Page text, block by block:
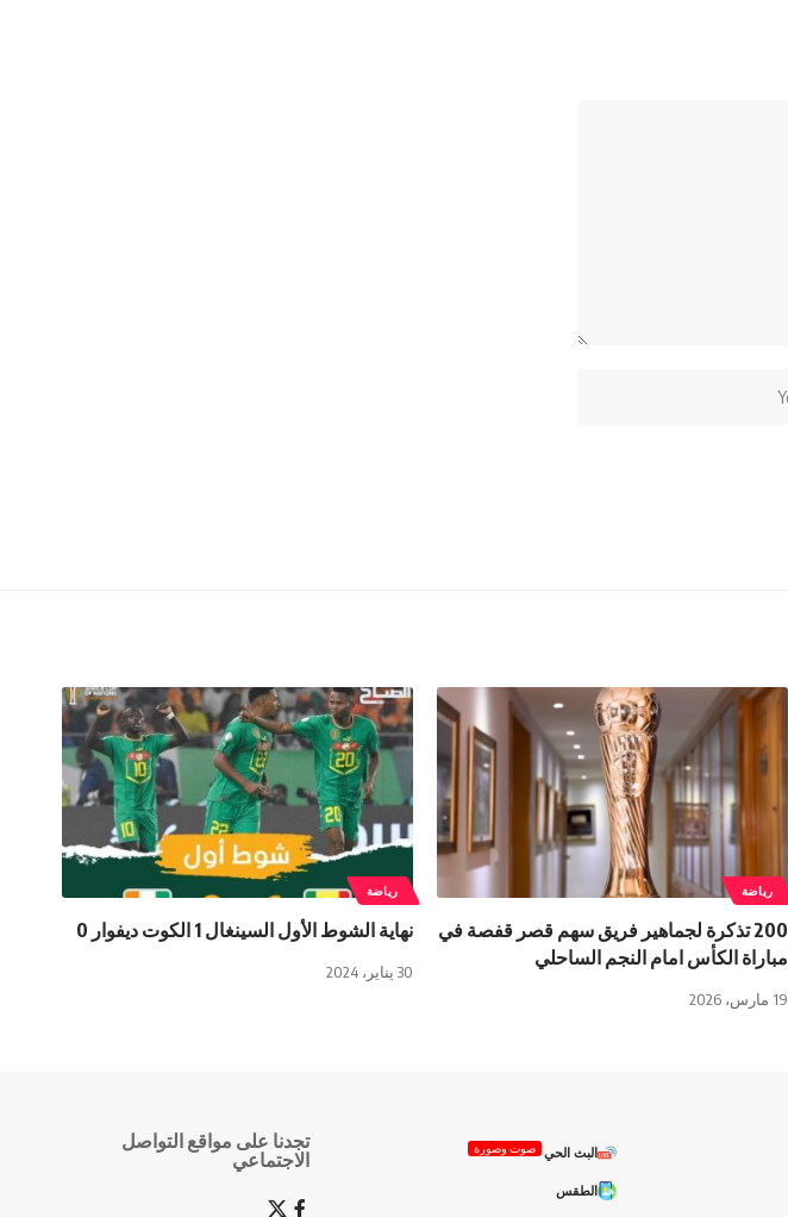
رياضة
200 تذكرة لجماهير فريق سهم قصر قفصة في
مباراة الكأس امام النجم الساحلي
19 مارس، 2026
رياضة
نهاية الشوط الأول السينغال 1 الكوت ديفوار 0
30 يناير، 2024
البث الحي صوت وصورة
الطقس
تجدنا على مواقع التواصل
الاجتماعي